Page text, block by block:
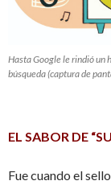
Hasta Google le rindió un
búsqueda (captura de
EL SABOR DE
Fue cuando el